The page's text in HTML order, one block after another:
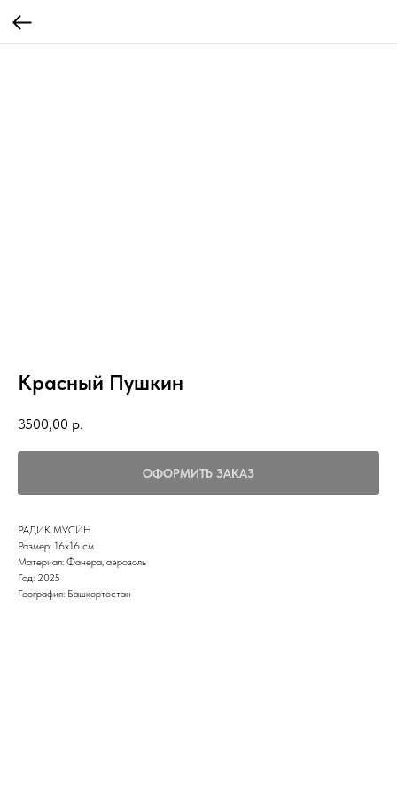
Красный Пушкин
3500,00 р.
ОФОРМИТЬ ЗАКАЗ
РАДИК МУСИН
Размер: 16х16 см
Материал: Фанера, аэрозоль
Год: 2025
География: Башкортостан